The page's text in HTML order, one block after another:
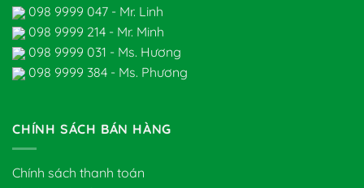
098 9999 047 - Mr. Linh
098 9999 214 - Mr. Minh
098 9999 031 - Ms. Hương
098 9999 384 - Ms. Phương
CHÍNH SÁCH BÁN HÀNG
Chính sách thanh toán